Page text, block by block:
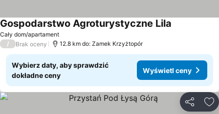
Cały dom/apartament
Gospodarstwo Agroturystyczne Lila
/ Brak oceny 12.8 km do: Zamek Krzyżtopór
Wybierz daty, aby sprawdzić
dokładne ceny
Wyświetl ceny